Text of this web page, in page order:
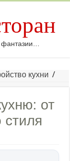
кухни /
от
стиля